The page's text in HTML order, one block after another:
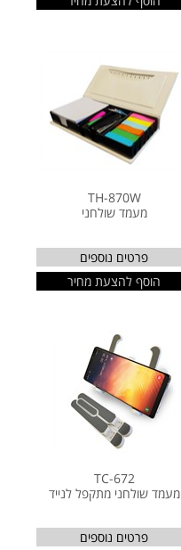
TH-870W
מעמד שולחני
פרטים נוספים
הוסף להצעת מחיר
TC-672
מעמד שולחני מתקפל לנייד
פרטים נוספים